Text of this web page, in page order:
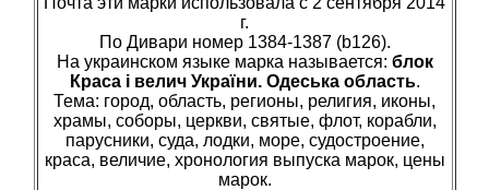
г.
По Дивари номер 1384-1387 (b126).
На украинском языке марка называется: блок
Краса і велич України. Одеська область.
Тема: город, область, регионы, религия, иконы,
храмы, соборы, церкви, святые, флот, корабли,
парусники, суда, лодки, море, судостроение,
краса, величие, хронология выпуска марок, цены
марок.